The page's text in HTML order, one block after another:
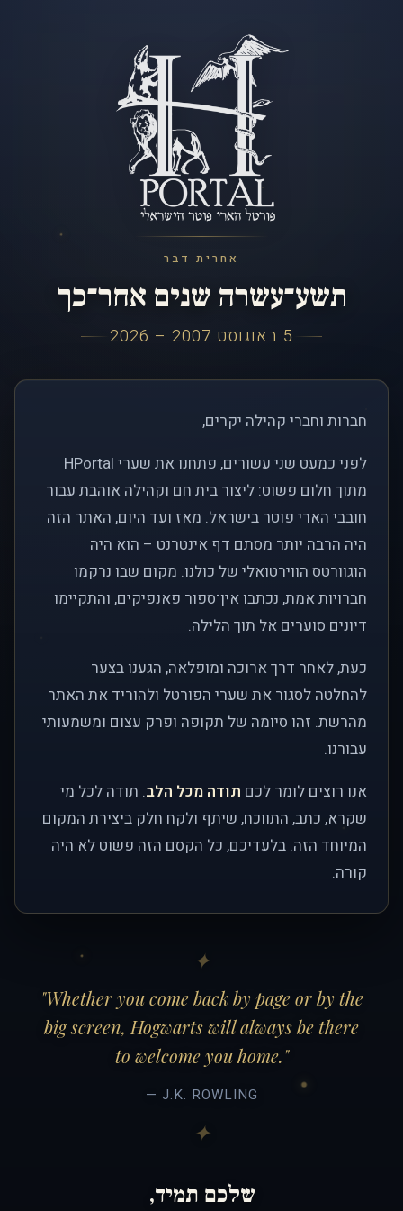
אחרית דבר
תשע־עשרה שנים אחר־כך
5 באוגוסט 2007 – 2026
חברות וחברי קהילה יקרים,
לפני כמעט שני עשורים, פתחנו את שערי HPortal
מתוך חלום פשוט: ליצור בית חם וקהילה אוהבת עבור
חובבי הארי פוטר בישראל. מאז ועד היום, האתר הזה
היה הרבה יותר מסתם דף אינטרנט – הוא היה
הוגוורטס הווירטואלי של כולנו. מקום שבו נרקמו
חברויות אמת, נכתבו אין־ספור פאנפיקים, והתקיימו
דיונים סוערים אל תוך הלילה.
כעת, לאחר דרך ארוכה ומופלאה, הגענו בצער
להחלטה לסגור את שערי הפורטל ולהוריד את האתר
מהרשת. זהו סיומה של תקופה ופרק עצום ומשמעותי
עבורנו.
אנו רוצים לומר לכם תודה מכל הלב. תודה לכל מי
שקרא, כתב, התווכח, שיתף ולקח חלק ביצירת המקום
המיוחד הזה. בלעדיכם, כל הקסם הזה פשוט לא היה
קורה.
"Whether you come back by page or by the
big screen, Hogwarts will always be there
to welcome you home."
— J.K. ROWLING
שלכם תמיד,